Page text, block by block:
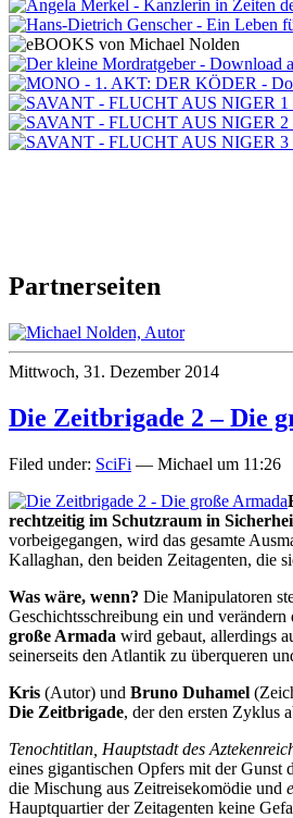
Partnerseiten
Mittwoch, 31. Dezember 2014
Die Zeitbrigade 2 – Die
Filed under: SciFi — Michael um 11:26
rechtzeitig im Schutzraum in
vorbeigegangen, wird das gesamte
Kallaghan, den beiden Zeitagenten, die
Was wäre, wenn? Die Manipulatoren
Geschichtsschreibung ein und
große Armada wird gebaut, allerdings
seinerseits den Atlantik zu überqueren
Kris (Autor) und Bruno Duhamel
Die Zeitbrigade, der den ersten Zyklus
Tenochtitlan, Hauptstadt des
eines gigantischen Opfers mit der
die Mischung aus Zeitreisekomödie und
Hauptquartier der Zeitagenten keine